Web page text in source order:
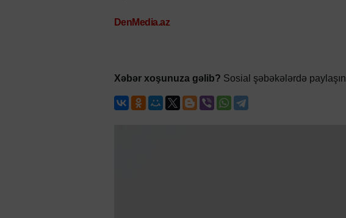
DenMedia.az
Xəbər xoşunuza gəlib? Sosial şəbəkələrdə paylaşın